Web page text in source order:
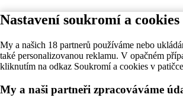
Nastavení soukromí a cookies
My a našich 18 partnerů používáme nebo
také personalizovanou reklamu. V opačném
kliknutím na odkaz Soukromí a cookies v
My a naši partneři zpracováváme